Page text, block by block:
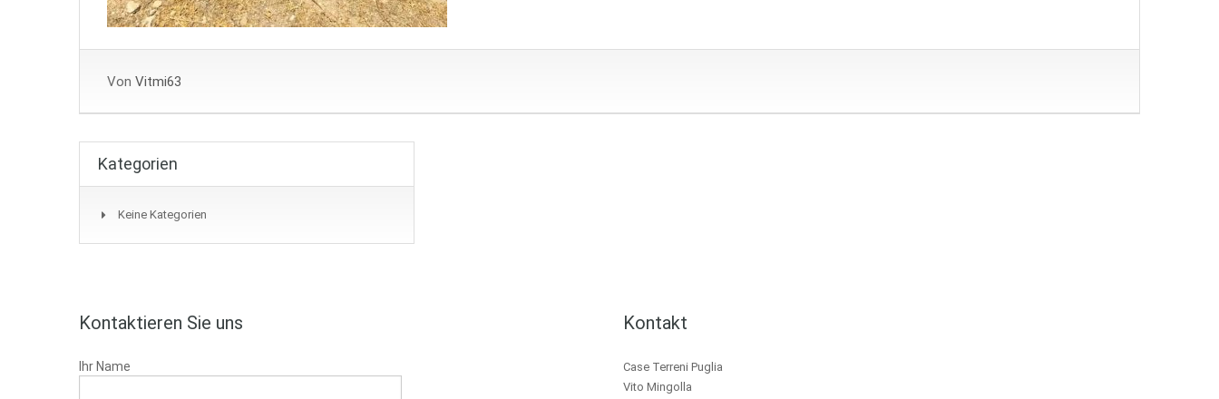
Von Vitmi63
Kategorien
Keine Kategorien
Kontaktieren Sie uns
Ihr Name
Kontakt
Case Terreni Puglia
Vito Mingolla